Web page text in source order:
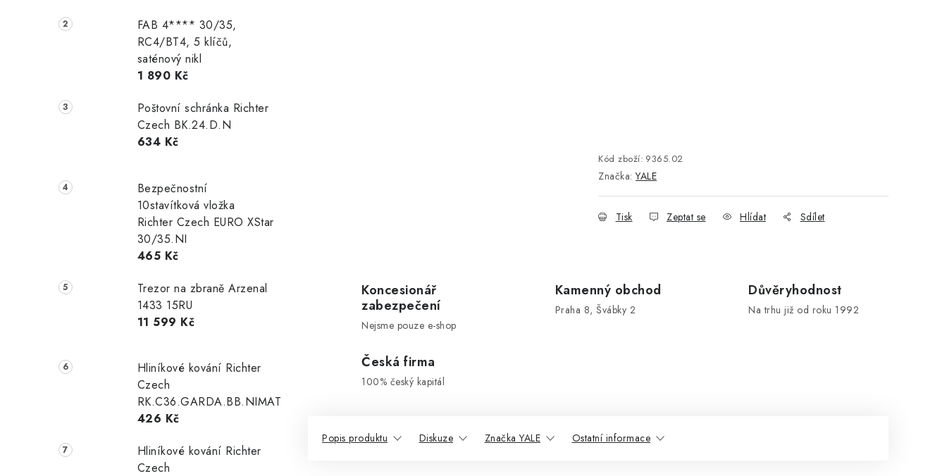
a
í
n
FAB 4**** 30/35,
RC4/BT4, 5 klíčů,
saténový nikl
1 890 Kč
Poštovní schránka Richter
Czech BK.24.D.N
634 Kč
Bezpečnostní
10stavítková vložka
Richter Czech EURO XStar
30/35.NI
465 Kč
Trezor na zbraně Arzenal
1433 15RU
11 599 Kč
Hliníkové kování Richter
Czech
RK.C36.GARDA.BB.NIMAT
426 Kč
Hliníkové kování Richter
Czech
Kód zboží: 9365.02
Značka:YALE
Tisk Zeptat se Hlídat Sdílet
Koncesionář
zabezpečení
Nejsme pouze e-shop
Kamenný obchod
Praha 8, Švábky 2
Důvěryhodnost
Na trhu již od roku 1992
Česká firma
100% český kapitál
Popis produktu Diskuze Značka YALE Ostatní informace